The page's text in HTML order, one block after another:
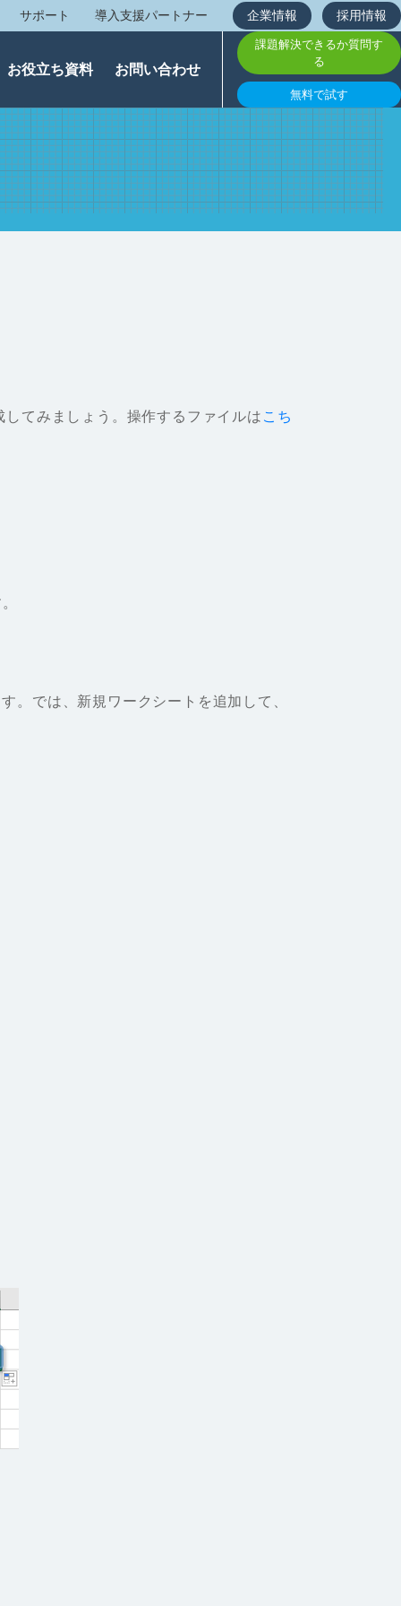
サポート 導入支援パートナー 企業情報 採用情報
お役立ち資料 お問い合わせ
課題解決できるか質問す
る
無料で試す
てみましょう。操作するファイルは こち
。では、新規ワークシートを追加して、